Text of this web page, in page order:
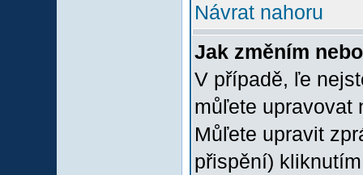
Návrat nahoru
Jak změním
V případě, ľe
můľete upravovat
Můľete upravit
přispění)